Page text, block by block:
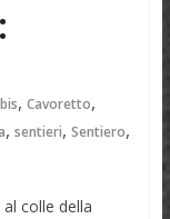
, Cavoretto,
, sentieri, Sentiero,
colle della